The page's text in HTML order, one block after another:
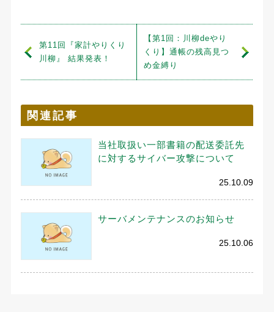
第11回『家計やりくり
川柳』 結果発表！
【第1回：川柳deやり
くり】通帳の残高見つ
め金縛り
関連記事
当社取扱い一部書籍の配送委託先
に対するサイバー攻撃について
25.10.09
サーバメンテナンスのお知らせ
25.10.06